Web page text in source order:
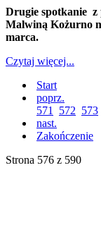
Drugie spotkanie z
Malwiną Kożurno
marca.
Czytaj więcej...
Start
poprz.
571
572 573
nast.
Zakończenie
Strona 576 z 590